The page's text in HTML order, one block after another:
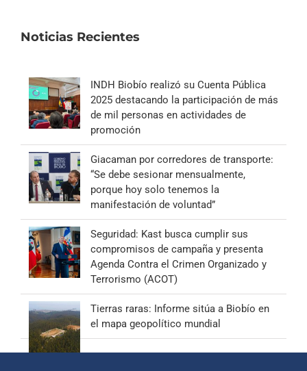
Noticias Recientes
INDH Biobío realizó su Cuenta Pública
2025 destacando la participación de más
de mil personas en actividades de
promoción
Giacaman por corredores de transporte:
“Se debe sesionar mensualmente,
porque hoy solo tenemos la
manifestación de voluntad”
Seguridad: Kast busca cumplir sus
compromisos de campaña y presenta
Agenda Contra el Crimen Organizado y
Terrorismo (ACOT)
Tierras raras: Informe sitúa a Biobío en
el mapa geopolítico mundial